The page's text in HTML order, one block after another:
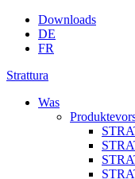
Downloads
DE
FR
Strattura
Was